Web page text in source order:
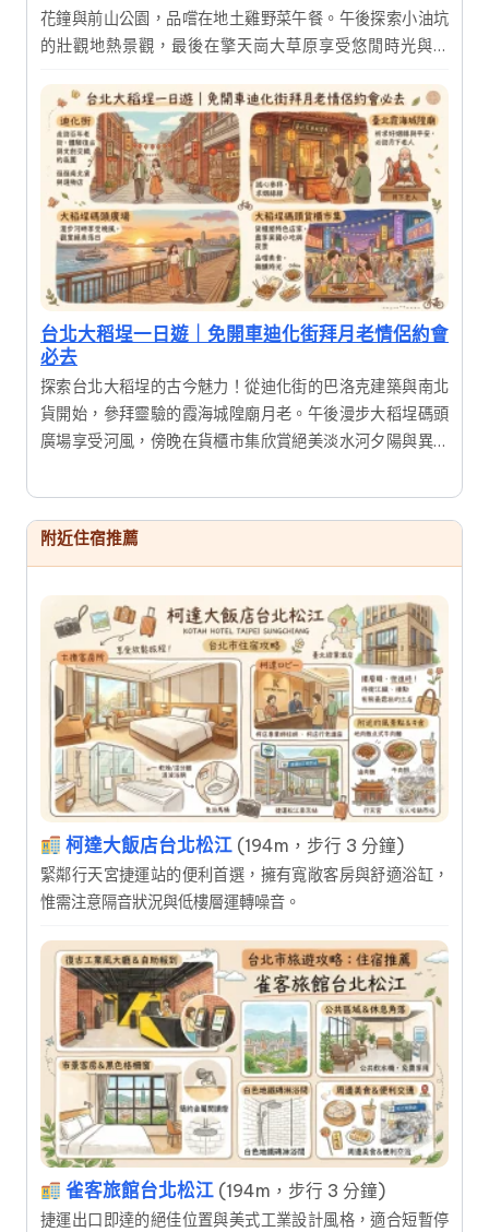
花鐘與前山公園，品嚐在地土雞野菜午餐。午後探索小油坑
的壯觀地熱景觀，最後在擎天崗大草原享受悠閒時光與夕
感受台北後花園的獨特魅力。
台北大稻埕一日遊｜免開車迪化街拜月老情侶約會
必去
探索台北大稻埕的古今魅力！從迪化街的巴洛克建築與南北
貨開始，參拜靈驗的霞海城隍廟月老。午後漫步大稻埕碼頭
廣場享受河風，傍晚在貨櫃市集欣賞絕美淡水河夕陽與異國
附近住宿推薦
柯達大飯店台北松江 (194m，步行 3 分鐘)
緊鄰行天宮捷運站的便利首選，擁有寬敞客房與舒適浴缸，
惟需注意隔音狀況與低樓層運轉噪音。
雀客旅館台北松江 (194m，步行 3 分鐘)
捷運出口即達的絕佳位置與美式工業設計風格，適合短暫停